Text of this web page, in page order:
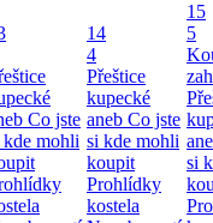
Co jste
kde mohli
14
4
Přeštice
kupecké
aneb Co jste
si kde mohli
koupit
Prohlídky
kostela
15
5
si